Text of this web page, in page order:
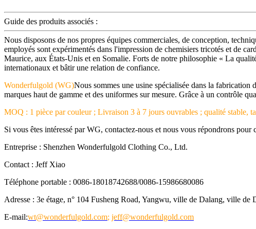
Guide des produits associés :
Nous disposons de nos propres équipes commerciales, de conception,
employés sont expérimentés dans l'impression de chemisiers tricotés et de
Maurice, aux États-Unis et en Somalie. Forts de notre philosophie « La
internationaux et bâtir une relation de confiance.
Wonderfulgold (WG)Nous sommes une usine spécialisée dans la
marques haut de gamme et des uniformes sur mesure. Grâce à un contrôle
MOQ : 1 pièce par couleur ; Livraison 3 à 7 jours ouvrables ; qualité stable,
Si vous êtes intéressé par WG, contactez-nous et nous vous répondrons pour
Entreprise : Shenzhen Wonderfulgold Clothing Co., Ltd.
Contact : Jeff Xiao
Téléphone portable : 0086-18018742688/0086-15986680086
Adresse : 3e étage, n° 104 Fusheng Road, Yangwu, ville de Dalang, ville
E-mail:wt@wonderfulgold.com; jeff@wonderfulgold.com